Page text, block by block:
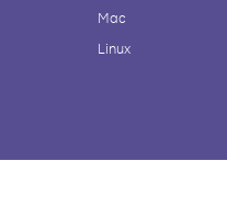
Mac
Linux